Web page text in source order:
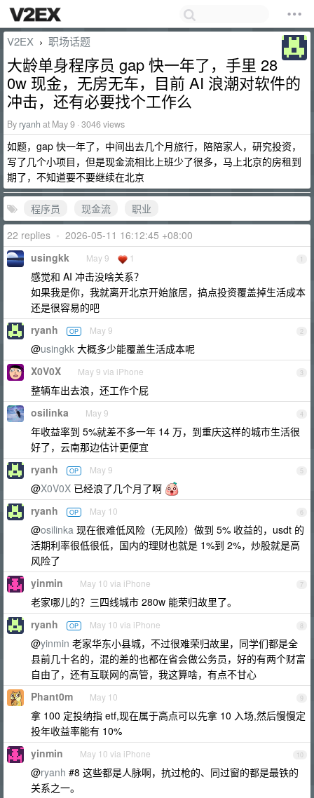
V2EX › 职场话题
大龄单身程序员 gap 快一年了，手里 28
0w 现金，无房无车，目前 AI 浪潮对软件的
冲击，还有必要找个工作么
By ryanh at May 9 · 3046 views
如题，gap 快一年了，中间出去几个月旅行，陪陪家人，研究投资，
写了几个小项目，但是现金流相比上班少了很多，马上北京的房租到
期了，不知道要不要继续在北京
程序员 现金流
职业
22 replies • 2026-05-11 16:12:45 +08:00
1
usingkk May 9 1
感觉和 AI 冲击没啥关系？
如果我是你，我就离开北京开始旅居，搞点投资覆盖掉生活成本
还是很容易的吧
2
ryanh OP May 9
@usingkk 大概多少能覆盖生活成本呢
3
X0V0X May 9 via iPhone
整辆车出去浪，还工作个屁
4
osilinka May 9
年收益率到 5%就差不多一年 14 万，到重庆这样的城市生活很
好了，云南那边估计更便宜
5
ryanh OP May 9
@X0V0X 已经浪了几个月了啊
6
ryanh OP May 10
@osilinka 现在很难低风险（无风险）做到 5% 收益的，usdt 的
活期利率很低很低，国内的理财也就是 1%到 2%，炒股就是高
风险了
7
yinmin May 10 via iPhone
老家哪儿的？三四线城市 280w 能荣归故里了。
8
ryanh OP May 10 via iPhone
@yinmin 老家华东小县城，不过很难荣归故里，同学们都是全
县前几十名的，混的差的也都在省会做公务员，好的有两个财富
自由了，还有互联网的高管，我这算啥，有点不甘心
9
Phant0m May 10
拿 100 定投纳指 etf,现在属于高点可以先拿 10 入场,然后慢慢定
投年收益率能有 10%
10
yinmin May 10 via iPhone
@ryanh #8 这些都是人脉啊，抗过枪的、同过窗的都是最铁的
关系之一。